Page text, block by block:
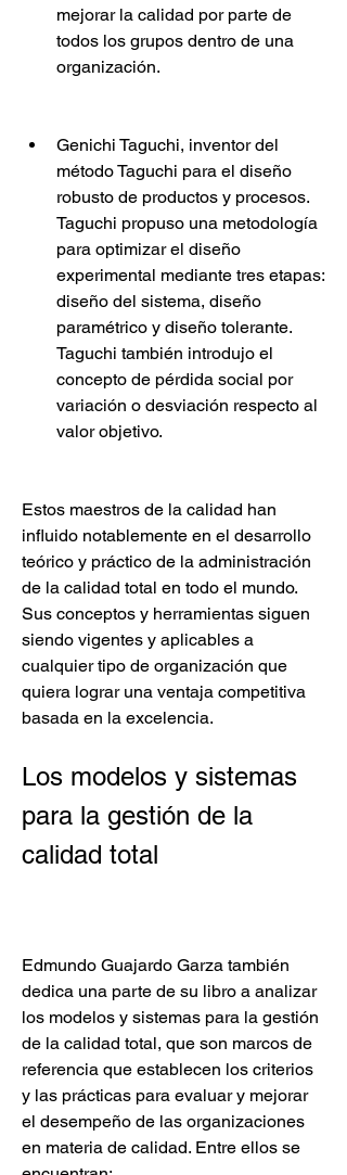
mejorar la calidad por parte de
todos los grupos dentro de una
organización.
Genichi Taguchi, inventor del
método Taguchi para el diseño
robusto de productos y procesos.
Taguchi propuso una metodología
para optimizar el diseño
experimental mediante tres etapas:
diseño del sistema, diseño
paramétrico y diseño tolerante.
Taguchi también introdujo el
concepto de pérdida social por
variación o desviación respecto al
valor objetivo.
Estos maestros de la calidad han
influido notablemente en el desarrollo
teórico y práctico de la administración
de la calidad total en todo el mundo.
Sus conceptos y herramientas siguen
siendo vigentes y aplicables a
cualquier tipo de organización que
quiera lograr una ventaja competitiva
basada en la excelencia.
Los modelos y sistemas
para la gestión de la
calidad total
Edmundo Guajardo Garza también
dedica una parte de su libro a analizar
los modelos y sistemas para la gestión
de la calidad total, que son marcos de
referencia que establecen los criterios
y las prácticas para evaluar y mejorar
el desempeño de las organizaciones
en materia de calidad. Entre ellos se